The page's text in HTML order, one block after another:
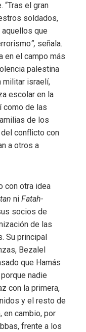
“Tras el gran
soldados,
aquellos que
”, señala.
en el campo más
palestina
militar israelí,
escolar en la
como de las
de los
conflicto con
a otros a
con otra idea
ni Fatah-
socios de
de las
Su principal
Bezalel
que Hamás
porque nadie
con la primera,
y el resto de
en cambio, por
frente a los